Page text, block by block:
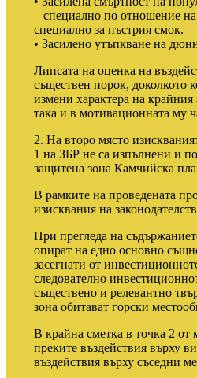
– специално по отношение
специално за пъстрия смок.
• Засилено утъпкване на
Липсата на оценка на
съществен порок, доколкото
измени характера на
така и в мотивационната му
2. На второ място
1 на ЗБР не са изпълнени и
защитена зона Камчийска
В рамките на проведената
изисквания на
При прегледа на
опират на едно основно
засегнати от
следователно
съществено и релевантно
зона обитават горски
В крайна сметка в точка 2
преките въздействия върху
въздействия върху съседни